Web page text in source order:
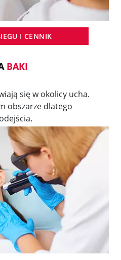
I CENNIK
BAKI
się w okolicy ucha.
obszarze dlatego